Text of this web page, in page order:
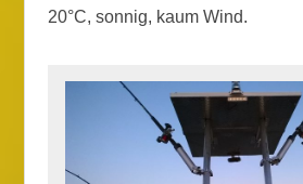
20°C, sonnig, kaum Wind.